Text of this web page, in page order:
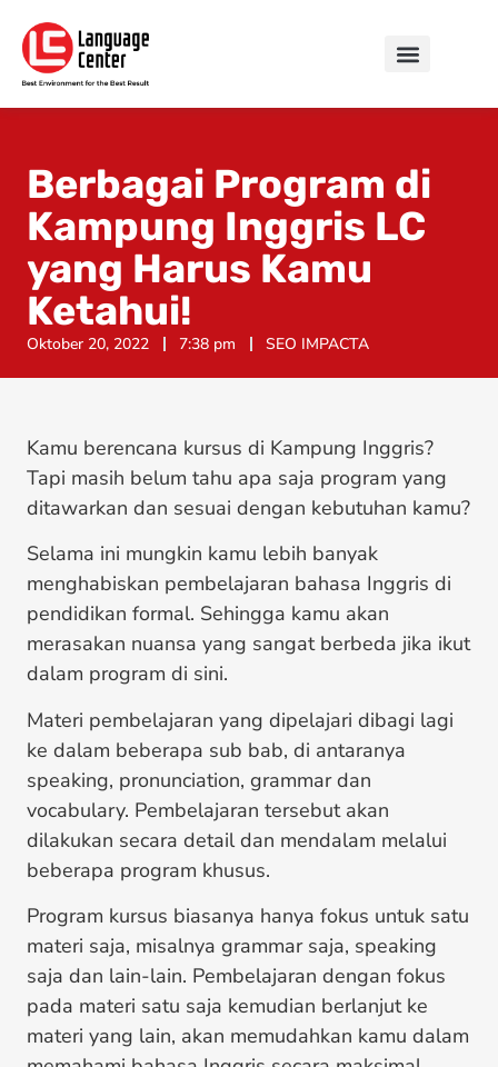
Berbagai Program di
Kampung Inggris LC
yang Harus Kamu
Ketahui!
Oktober 20, 2022 7:38 pm SEO IMPACTA
Kamu berencana kursus di Kampung Inggris?
Tapi masih belum tahu apa saja program yang
ditawarkan dan sesuai dengan kebutuhan kamu?
Selama ini mungkin kamu lebih banyak
menghabiskan pembelajaran bahasa Inggris di
pendidikan formal. Sehingga kamu akan
merasakan nuansa yang sangat berbeda jika ikut
dalam program di sini.
Materi pembelajaran yang dipelajari dibagi lagi
ke dalam beberapa sub bab, di antaranya
speaking, pronunciation, grammar dan
vocabulary. Pembelajaran tersebut akan
dilakukan secara detail dan mendalam melalui
beberapa program khusus.
Program kursus biasanya hanya fokus untuk satu
materi saja, misalnya grammar saja, speaking
saja dan lain-lain. Pembelajaran dengan fokus
pada materi satu saja kemudian berlanjut ke
materi yang lain, akan memudahkan kamu dalam